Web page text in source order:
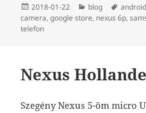
Közzétéve
2018-01-22 Kategória
blog Címke
android
camera,google store, nexus 6p,
telefon
Nexus
Szegény Nexus 5-öm micro